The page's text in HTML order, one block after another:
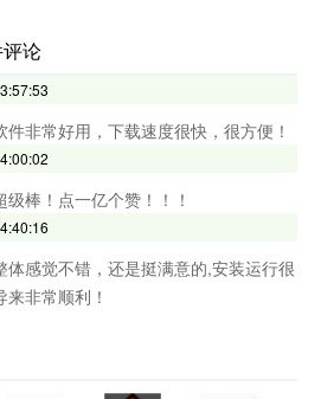
论
非常好用，下载速度很快，很方便！
棒！点一亿个赞！！！
体感觉不错，还是挺满意的,安装运行很
非常顺利！